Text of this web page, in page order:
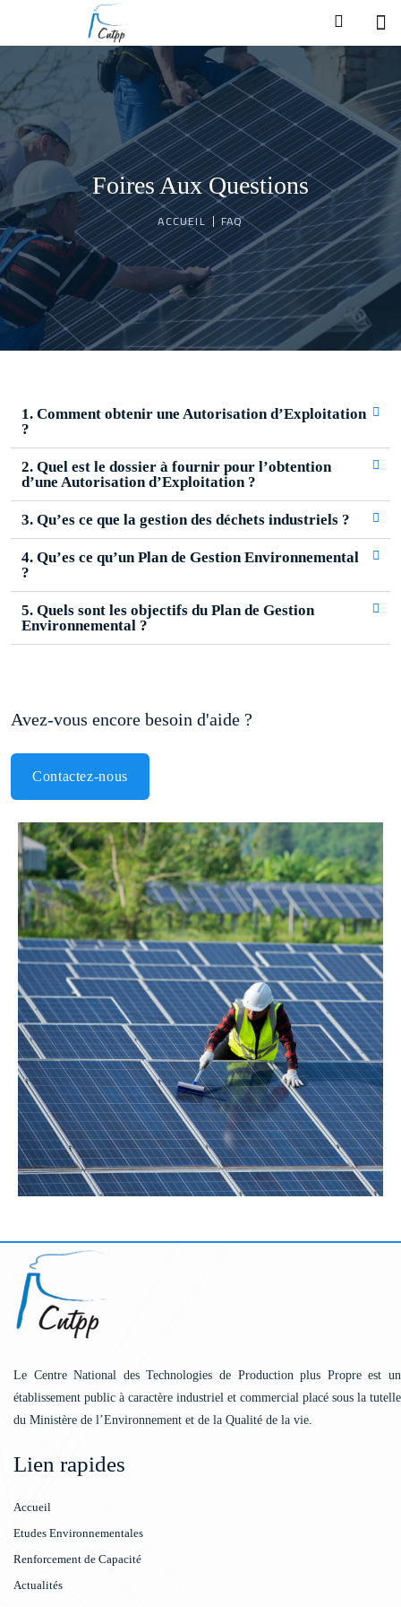
Foires Aux Questions
ACCUEIL FAQ
1. Comment obtenir une Autorisation d’Exploitation
?
2. Quel est le dossier à fournir pour l’obtention
d’une Autorisation d’Exploitation ?
3. Qu’es ce que la gestion des déchets industriels ?
4. Qu’es ce qu’un Plan de Gestion Environnemental
?
5. Quels sont les objectifs du Plan de Gestion
Environnemental ?
Avez-vous encore besoin d'aide ?
Contactez-nous
Le Centre National des Technologies de Production plus Propre est un
établissement public à caractère industriel et commercial placé sous la tutelle
du Ministère de l’Environnement et de la Qualité de la vie.
Lien rapides
Accueil
Etudes Environnementales
Renforcement de Capacité
Actualités